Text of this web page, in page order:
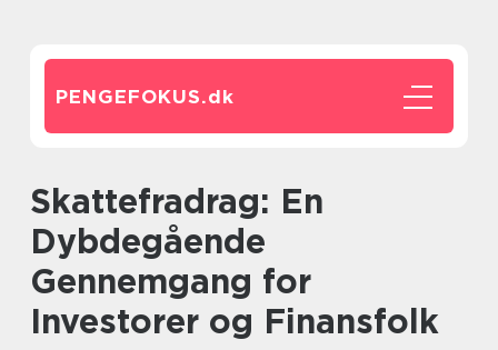
PENGEFOKUS.dk
Skattefradrag: En
Dybdegående
Gennemgang for
Investorer og Finansfolk